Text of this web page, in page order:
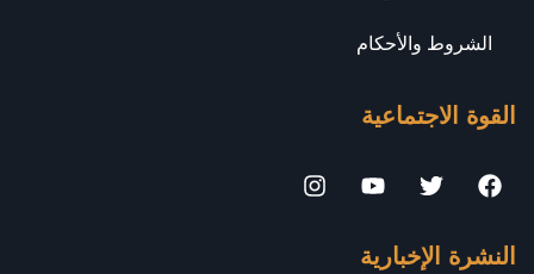
الشروط والأحكام
القوة الاجتماعية
النشرة الإخبارية